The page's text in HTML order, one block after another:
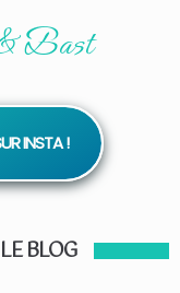
Bast
INSTA !
BLOG